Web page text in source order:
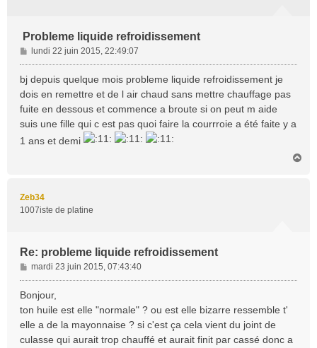
Probleme liquide refroidissement
M
e
s
s
g
e
lundi 22 juin 2015, 22:49:07
bj depuis quelque mois probleme liquide refroidissement je
dois en remettre et de l air chaud sans mettre chauffage pas
fuite en dessous et commence a broute si on peut m aide
suis une fille qui c est pas quoi faire la courrroie a été faite y a
1 ans et demi
Zeb34
1007iste de platine
Re: probleme liquide refroidissement
M
e
s
g
e
mardi 23 juin 2015, 07:43:40
Bonjour,
ton huile est elle "normale" ? ou est elle bizarre ressemble t'
elle a de la mayonnaise ? si c'est ça cela vient du joint de
culasse qui aurait trop chauffé et aurait finit par cassé donc a